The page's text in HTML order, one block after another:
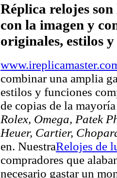
Réplica relojes
con la imagen y
originales, estilos
combinar una amplia
estilos y funciones
de copias de la
Rolex, Omega, Patek
Heuer, Cartier,
en. NuestraRelojes de
compradores que
necesario gastar un